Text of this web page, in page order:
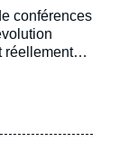
conférences
réellement